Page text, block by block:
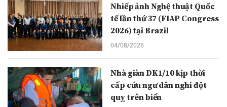
Nhiếp ảnh Nghệ thuật Quốc
tế lần thứ 37 (FIAP Congress
2026) tại Brazil
04/08/2026
Nhà giàn DK1/10 kịp thời
cấp cứu ngư dân nghi đột
quỵ trên biển